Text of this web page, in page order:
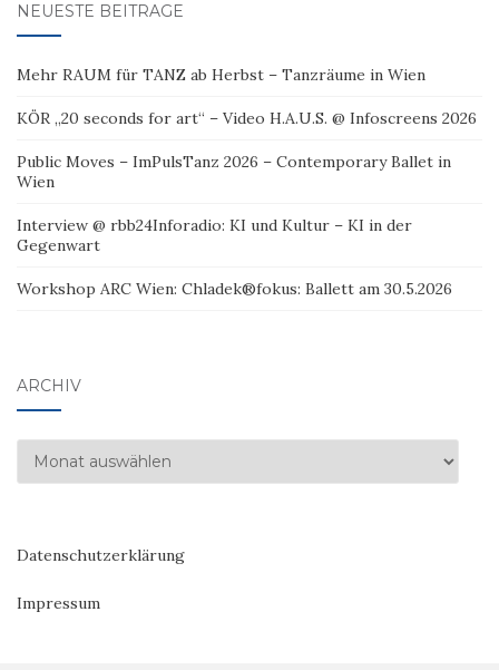
NEUESTE BEITRÄGE
Mehr RAUM für TANZ ab Herbst – Tanzräume in Wien
KÖR „20 seconds for art“ – Video H.A.U.S. @ Infoscreens 2026
Public Moves – ImPulsTanz 2026 – Contemporary Ballet in
Wien
Interview @ rbb24Inforadio: KI und Kultur – KI in der
Gegenwart
Workshop ARC Wien: Chladek®fokus: Ballett am 30.5.2026
ARCHIV
Archiv
Datenschutzerklärung
Impressum